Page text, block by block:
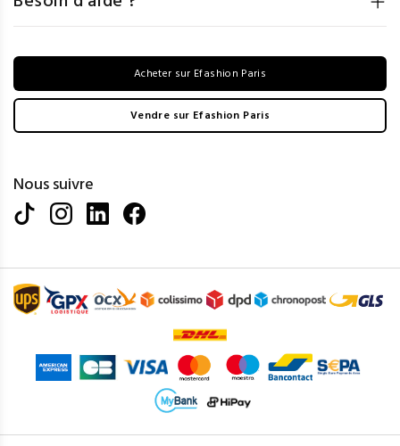
Acheter sur Efashion Paris
Vendre sur Efashion Paris
Nous suivre